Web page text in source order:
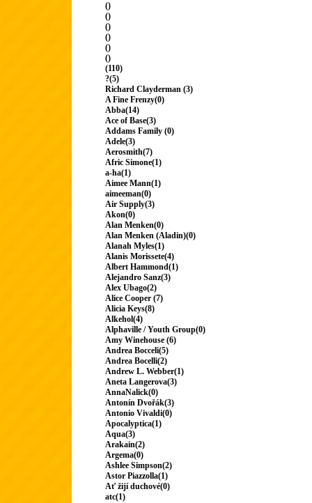
()
()
()
()
()
()
(110)
?(5)
Richard Clayderman (3)
A Fine Frenzy(0)
Abba(14)
Ace of Base(3)
Addams Family (0)
Adele(3)
Aerosmith(7)
Afric Simone(1)
a-ha(1)
Aimee Mann(1)
aimeeman(0)
Air Supply(3)
Akon(0)
Alan Menken(0)
Alan Menken (Aladin)(0)
Alanah Myles(1)
Alanis Morissete(4)
Albert Hammond(1)
Alejandro Sanz(3)
Alex Ubago(2)
Alice Cooper (7)
Alicia Keys(8)
Alkehol(4)
Alphaville / Youth Group(0)
Amy Winehouse (6)
Andrea Bocceli(5)
Andrea Bocelli(2)
Andrew L. Webber(1)
Aneta Langerova(3)
AnnaNalick(0)
Antonín Dvořák(3)
Antonio Vivaldi(0)
Apocalyptica(1)
Aqua(3)
Arakain(2)
Argema(0)
Ashlee Simpson(2)
Astor Piazzolla(1)
Ať žijí duchové(0)
atc(1)